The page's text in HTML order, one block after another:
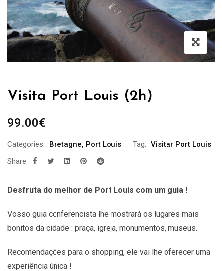
Visita Port Louis (2h)
99.00€
Categories: Bretagne, Port Louis Tag: Visitar Port Louis
Share:
Desfruta do melhor de Port Louis com um guia !
Vosso guia conferencista lhe mostrará os lugares mais
bonitos da cidade : praça, igreja, monumentos, museus.
Recomendações para o shopping, ele vai lhe oferecer uma
experiência única !